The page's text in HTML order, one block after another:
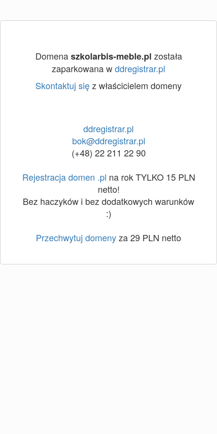
Domenaszkolarbis-meble.pl została
zaparkowana wddregistrar.pl
Skontaktuj sięz właścicielem domeny
ddregistrar.pl
bok@ddregistrar.pl
(+48) 22 211 22 90
Rejestracja domen .pl na rok TYLKO 15 PLN
netto!
Bez haczyków i bez dodatkowych warunków
:)
Przechwytuj domenyza 29 PLN netto